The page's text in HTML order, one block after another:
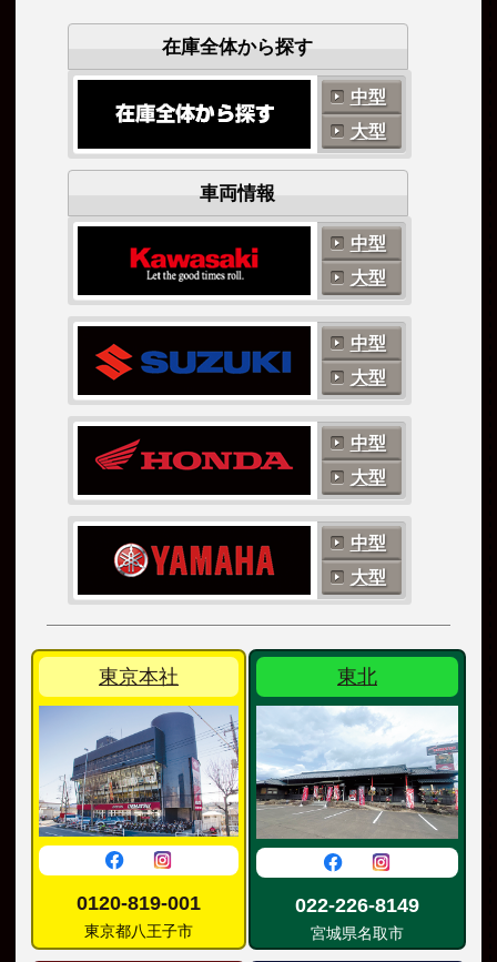
在庫全体から探す
中型
大型
車両情報
中型
大型
中型
大型
中型
大型
中型
大型
東京本社
0120-819-001
東京都八王子市
東北
022-226-8149
宮城県名取市